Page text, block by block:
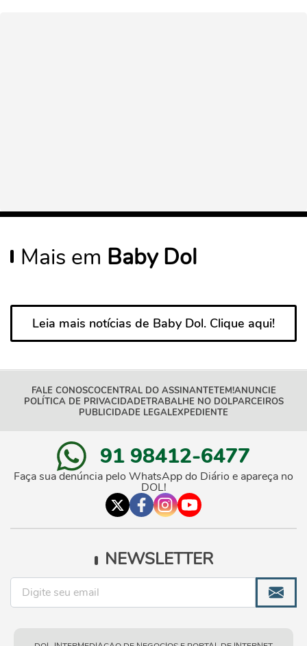
Mais em Baby Dol
Leia mais notícias de Baby Dol. Clique aqui!
FALE CONOSCOCENTRAL DO ASSINANTETEM!ANUNCIE
POLÍTICA DE PRIVACIDADETRABALHE NO DOLPARCEIROS
PUBLICIDADE LEGALEXPEDIENTE
91 98412-6477
Faça sua denúncia pelo WhatsApp do Diário e apareça no
DOL!
NEWSLETTER